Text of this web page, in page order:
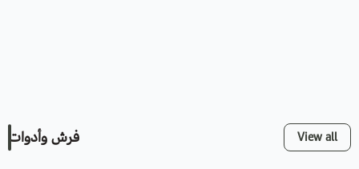
فرش وأدوات View all